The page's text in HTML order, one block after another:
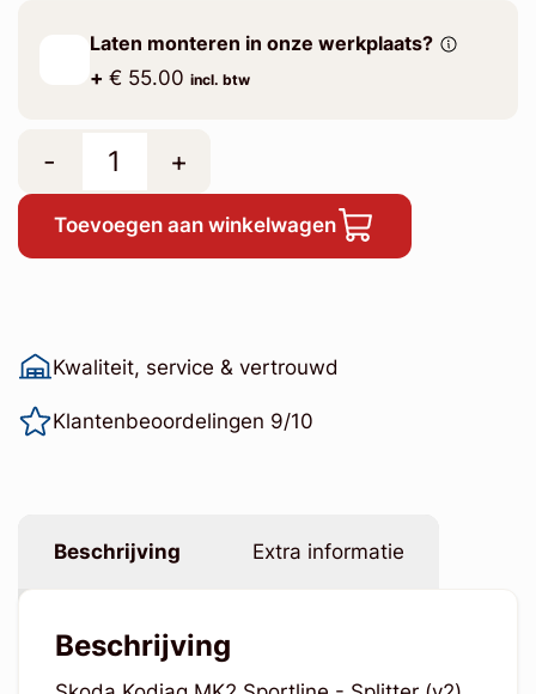
Laten monteren in onze werkplaats?
+ € 55.00 incl. btw
- +
Toevoegen aan winkelwagen
Kwaliteit, service & vertrouwd
Klantenbeoordelingen 9/10
Beschrijving Extra informatie
Beschrijving